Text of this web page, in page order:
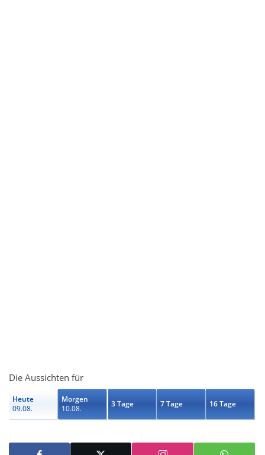
Die Aussichten für
Heute
09.08.
Morgen
10.08.
3 Tage 7 Tage 16 Tage